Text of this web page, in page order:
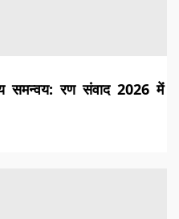
समन्वय: रण संवाद 2026 में